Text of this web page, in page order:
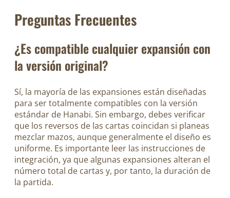
Preguntas Frecuentes
¿Es compatible cualquier expansión con
la versión original?
Sí, la mayoría de las expansiones están diseñadas
para ser totalmente compatibles con la versión
estándar de Hanabi. Sin embargo, debes verificar
que los reversos de las cartas coincidan si planeas
mezclar mazos, aunque generalmente el diseño es
uniforme. Es importante leer las instrucciones de
integración, ya que algunas expansiones alteran el
número total de cartas y, por tanto, la duración de
la partida.